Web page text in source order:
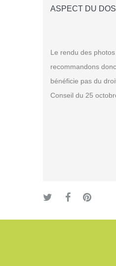
ASPECT DU DOS
Le rendu des
recommandons
bénéficie pas du
Conseil du 25